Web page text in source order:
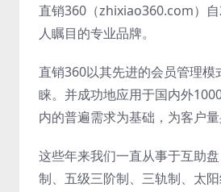
直销360（zhixiao360.com）
人瞩目的专业品牌。
直销360以其先进的会员管理
睐。并成功地应用于国内外
内的普遍需求为基础，为客户
这些年来我们一直从事于互助
制、五级三阶制、三轨制、太